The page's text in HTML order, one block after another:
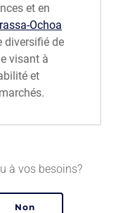
et en
Ochoa
diversifié de
visant à
et
à vos besoins?